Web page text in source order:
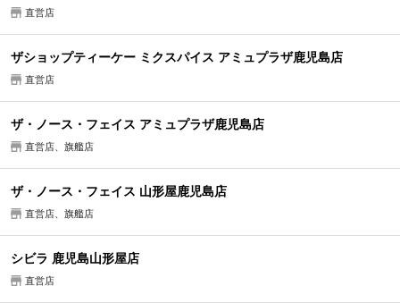
直営店
ザショップティーケー ミクスパイス アミュプラザ鹿児島店
直営店
ザ・ノース・フェイス アミュプラザ鹿児島店
直営店、旗艦店
ザ・ノース・フェイス 山形屋鹿児島店
直営店、旗艦店
シビラ 鹿児島山形屋店
直営店